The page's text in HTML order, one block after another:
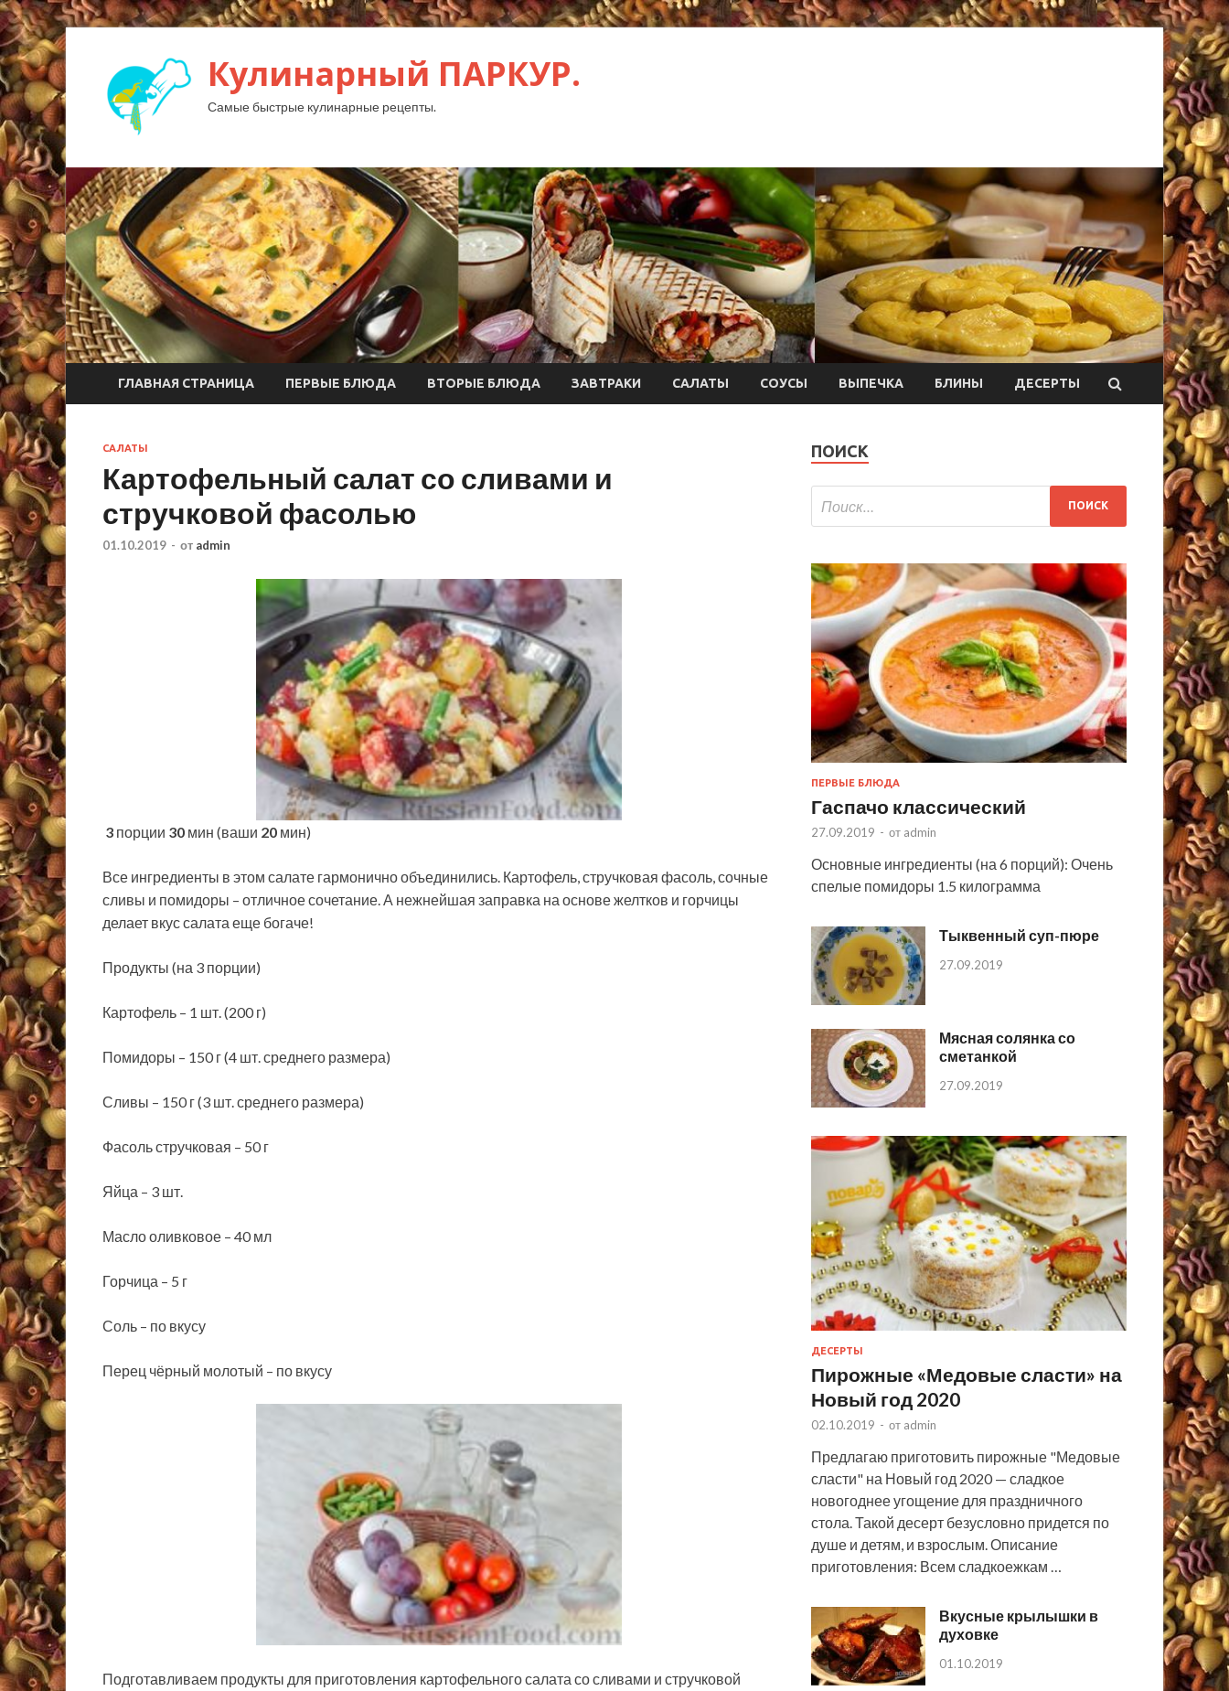
Кулинарный ПАРКУР.
Самые быстрые кулинарные рецепты.
ГЛАВНАЯ СТРАНИЦА ПЕРВЫЕ БЛЮДА ВТОРЫЕ БЛЮДА ЗАВТРАКИ САЛАТЫ СОУСЫ ВЫПЕЧКА БЛИНЫ ДЕСЕРТЫ
САЛАТЫ
Картофельный салат со сливами и
стручковой фасолью
01.10.2019 - от admin
3 порции 30 мин (ваши 20 мин)
Все ингредиенты в этом салате гармонично объединились. Картофель, стручковая фасоль, сочные
сливы и помидоры – отличное сочетание. А нежнейшая заправка на основе желтков и горчицы
делает вкус салата еще богаче!
Продукты (на 3 порции)
Картофель – 1 шт. (200 г)
Помидоры – 150 г (4 шт. среднего размера)
Сливы – 150 г (3 шт. среднего размера)
Фасоль стручковая – 50 г
Яйца – 3 шт.
Масло оливковое – 40 мл
Горчица – 5 г
Соль – по вкусу
Перец чёрный молотый – по вкусу
Подготавливаем продукты для приготовления картофельного салата со сливами и стручковой
ПОИСК
ПЕРВЫЕ БЛЮДА
Гаспачо классический
27.09.2019 - от admin
Основные ингредиенты (на 6 порций): Очень
спелые помидоры 1.5 килограмма
Тыквенный суп-пюре
27.09.2019
Мясная солянка со
сметанкой
27.09.2019
ДЕСЕРТЫ
Пирожные «Медовые сласти» на
Новый год 2020
02.10.2019 - от admin
Предлагаю приготовить пирожные "Медовые
сласти" на Новый год 2020 — сладкое
новогоднее угощение для праздничного
стола. Такой десерт безусловно придется по
душе и детям, и взрослым. Описание
приготовления: Всем сладкоежкам …
Вкусные крылышки в
духовке
01.10.2019